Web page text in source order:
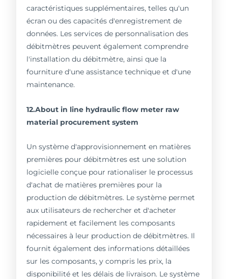
caractéristiques supplémentaires, telles qu'un
écran ou des capacités d'enregistrement de
données. Les services de personnalisation des
débitmètres peuvent également comprendre
l'installation du débitmètre, ainsi que la
fourniture d'une assistance technique et d'une
maintenance.
12.About in line hydraulic flow meter raw
material procurement system
Un système d'approvisionnement en matières
premières pour débitmètres est une solution
logicielle conçue pour rationaliser le processus
d'achat de matières premières pour la
production de débitmètres. Le système permet
aux utilisateurs de rechercher et d'acheter
rapidement et facilement les composants
nécessaires à leur production de débitmètres. Il
fournit également des informations détaillées
sur les composants, y compris les prix, la
disponibilité et les délais de livraison. Le système